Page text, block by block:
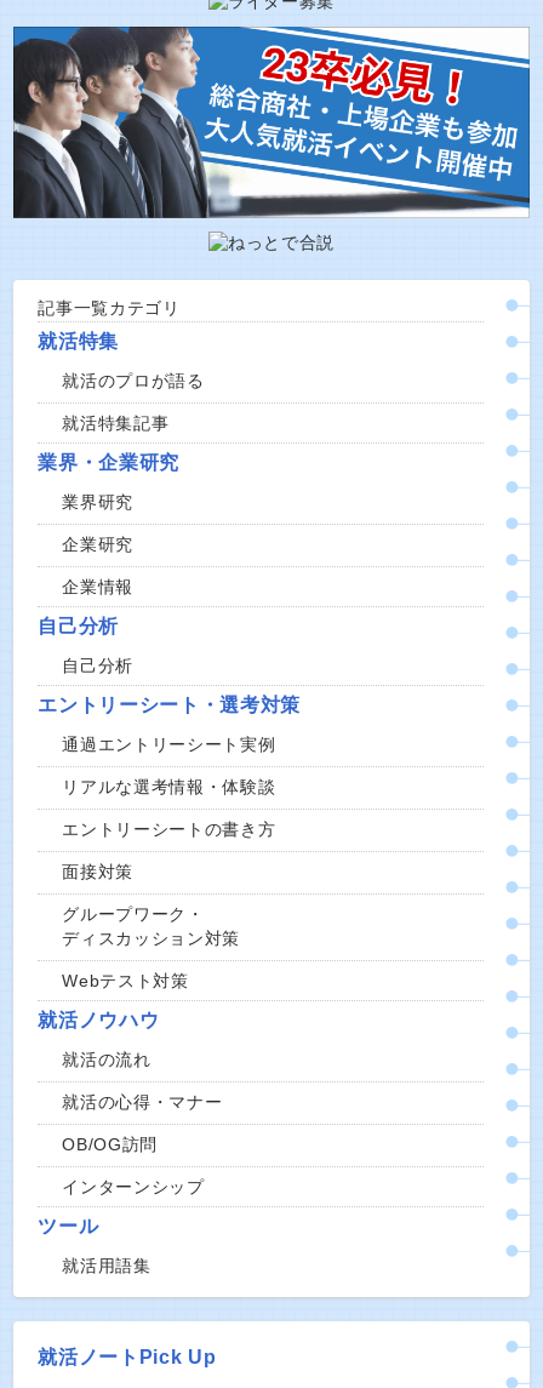
記事一覧カテゴリ
就活特集
就活のプロが語る
就活特集記事
業界・企業研究
業界研究
企業研究
企業情報
自己分析
自己分析
エントリーシート・選考対策
通過エントリーシート実例
リアルな選考情報・体験談
エントリーシートの書き方
面接対策
グループワーク・
ディスカッション対策
Webテスト対策
就活ノウハウ
就活の流れ
就活の心得・マナー
OB/OG訪問
インターンシップ
ツール
就活用語集
就活ノートPick Up